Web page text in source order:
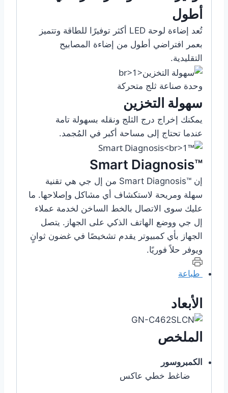
أطول
تُعد إضاءة لوحة LED أكثر توفيرًا للطاقة وتتميز
بعمر افتراضي أطول من إضاءة المصابيح
التقليدية.
وحدة صناعة ثلج متحركة
سهولة التخزين
يمكنك إخراج درج الثلج ونقله بسهولة تامة
عندما تحتاج إلى مساحة أكبر في المُجمد.
™Smart Diagnosis
إن ™Smart Diagnosis‎ من إل جي هي تقنية
سهلة ومريحة لاستكشاف أي مشاكل وإصلاحها. ما
عليك سوى الاتصال بالخط الساخن لخدمة عملاء
إل جي ووضع الهاتف الذكي على الجهاز. يتصل
الجهاز بأي كمبيوتر يقدم تشخيصًا في غضون ثوانٍ
ويوفر حلاً فوريًا.
طباعة
الأبعاد
الملخص
الكمبروسور
ضاغط خطي عاكس